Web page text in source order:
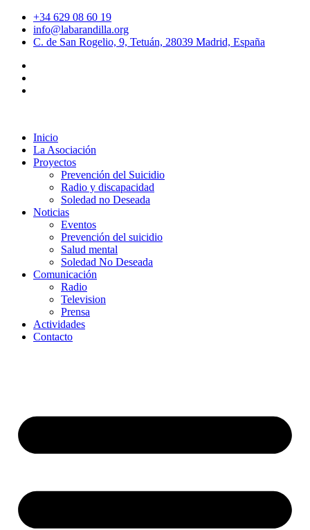
+34 629 08 60 19
info@labarandilla.org
C. de San Rogelio, 9, Tetuán, 28039 Madrid, España
Inicio
La Asociación
Proyectos
Prevención del Suicidio
Radio y discapacidad
Soledad no Deseada
Noticias
Eventos
Prevención del suicidio
Salud mental
Soledad No Deseada
Comunicación
Radio
Television
Prensa
Actividades
Contacto